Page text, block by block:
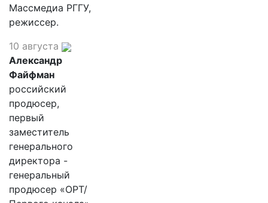
Массмедиа РГГУ,
режиссер.
10 августа
Александр
Файфман
российский
продюсер,
первый
заместитель
генерального
директора -
генеральный
продюсер «ОРТ/